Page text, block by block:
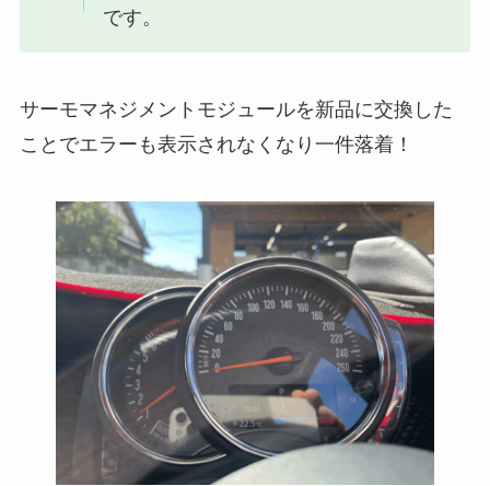
です。
サーモマネジメントモジュールを新品に交換した
ことでエラーも表示されなくなり一件落着！